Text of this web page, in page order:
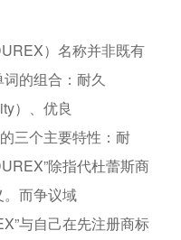
）名称并非既有
的组合：耐久
）、优良
三个主要特性：耐
除指代杜蕾斯商
而争议域
与自己在先注册商标